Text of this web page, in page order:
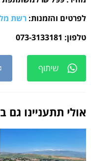
לפרטים והזמנות: רשת
טלפון: 073-3133181
שיתוף
אולי תתעניינו גם